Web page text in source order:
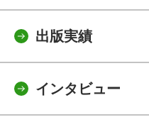
出版実績
インタビュー